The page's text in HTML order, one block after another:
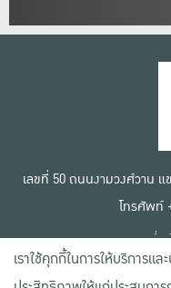
เลขที่ 50 ถนนงามวงศ์วาน
โทรศัพท์
เงื่อ
ข้อ
นโย
เราใช้คุกกี้ในการให้บริการแ